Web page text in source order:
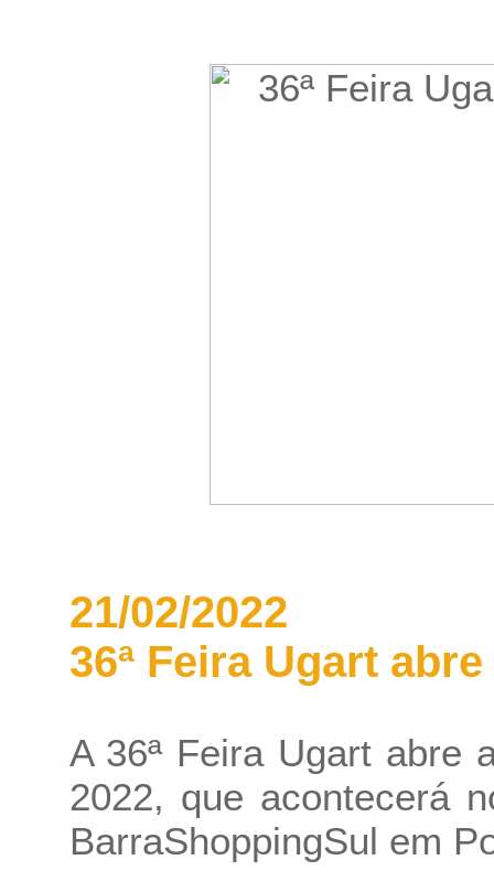
21/02/2022
36ª Feira Ugart
A 36ª Feira Ugart abre
2022, que acontecerá
BarraShoppingSul em